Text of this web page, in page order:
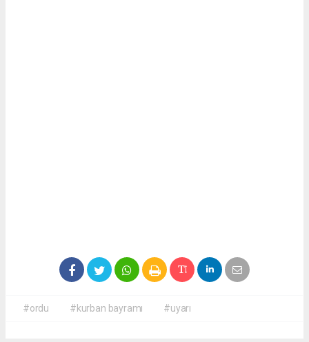
#ordu #kurban bayramı #uyarı